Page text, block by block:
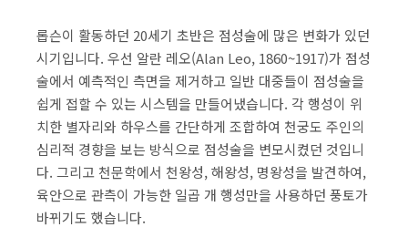
롭슨이 활동하던 20세기 초반은 점성술에 많은 변화가 있던
시기입니다. 우선 알란 레오(Alan Leo, 1860~1917)가 점성
술에서 예측적인 측면을 제거하고 일반 대중들이 점성술을
쉽게 접할 수 있는 시스템을 만들어냈습니다. 각 행성이 위
치한 별자리와 하우스를 간단하게 조합하여 천궁도 주인의
심리적 경향을 보는 방식으로 점성술을 변모시켰던 것입니
다. 그리고 천문학에서 천왕성, 해왕성, 명왕성을 발견하여,
육안으로 관측이 가능한 일곱 개 행성만을 사용하던 풍토가
바뀌기도 했습니다.